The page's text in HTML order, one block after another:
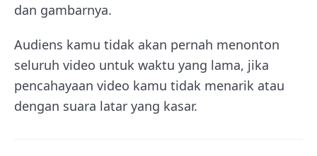
dan gambarnya.
Audiens kamu tidak akan pernah menonton
seluruh video untuk waktu yang lama, jika
pencahayaan video kamu tidak menarik atau
dengan suara latar yang kasar.